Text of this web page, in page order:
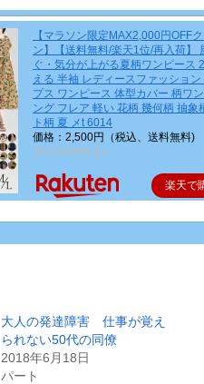
【マラソン限定MAX2,000円OFF
ン】【送料無料/楽天1位/再入荷】
ぐ・気分が上がる夏柄ワンピース
える 半袖 レディースファッション
プス ワンピース 体型カバー 柄ワ
ング フレア 軽い 花柄 幾何柄 抽象
ト柄 夏 メt 6014
価格：2,500円（税込、送料無料)
(2024/8/6時点)
楽天で
大人の発達障害 仕事が覚え
られない50代の同僚
2018年6月18日
パート